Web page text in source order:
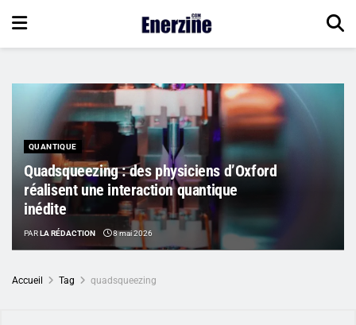
QUANTIQUE
Quadsqueezing : des physiciens d’Oxford
réalisent une interaction quantique
inédite
PARLA RÉDACTION 8 mai 2026
Accueil Tag quadsqueezing